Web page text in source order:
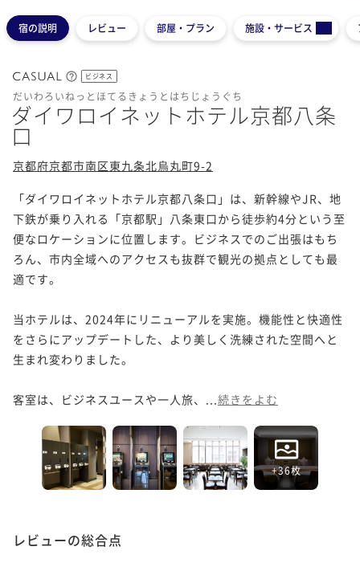
宿の説明 レビュー 部屋・プラン 施設・サービス
ビジネス
だいわろいねっとほてるきょうとはちじょうぐち
ダイワロイネットホテル京都八条
口
京都府京都市南区東九条北烏丸町9-2
「ダイワロイネットホテル京都八条口」は、新幹線やJR、地
下鉄が乗り入れる「京都駅」八条東口から徒歩約4分という至
便なロケーションに位置します。ビジネスでのご出張はもち
ろん、市内全域へのアクセスも抜群で観光の拠点としても最
適です。
当ホテルは、2024年にリニューアルを実施。機能性と快適性
をさらにアップデートした、より美しく洗練された空間へと
生まれ変わりました。
客室は、ビジネスユースや一人旅、... 続きをよむ
+36枚
レビューの総合点